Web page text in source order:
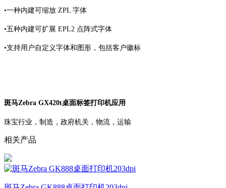
•一种内建可缩放 ZPL 字体
•五种内建可扩展 EPL2 点阵式字体
•支持用户自定义字体和图形，包括客户徽标
斑马Zebra GX420t桌面标签打印机应用
珠宝行业，制造，政府机关，物流，运输
相关产品